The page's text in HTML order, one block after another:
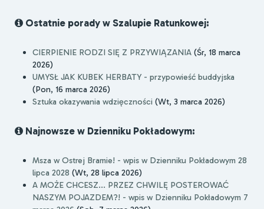
Ostatnie porady w Szalupie Ratunkowej:
CIERPIENIE RODZI SIĘ Z PRZYWIĄZANIA (Śr, 18 marca
2026)
UMYSŁ JAK KUBEK HERBATY - przypowieść buddyjska
(Pon, 16 marca 2026)
Sztuka okazywania wdzięczności (Wt, 3 marca 2026)
Najnowsze w Dzienniku Pokładowym:
Msza w Ostrej Bramie! - wpis w Dzienniku Pokładowym 28
lipca 2028 (Wt, 28 lipca 2026)
A MOŻE CHCESZ... PRZEZ CHWILĘ POSTEROWAĆ
NASZYM POJAZDEM?! - wpis w Dzienniku Pokładowym 7